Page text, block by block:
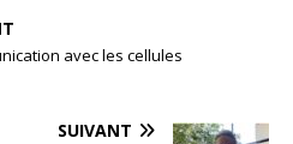
avec les cellules
SUIVANT